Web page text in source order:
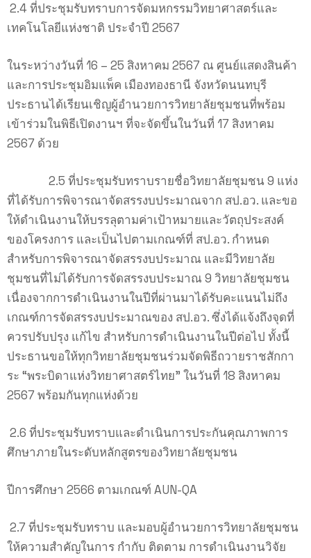
2.4 ที่ประชุมรับทราบการจัดมหกรรมวิทยาศาสตร์และ
เทคโนโลยีแห่งชาติ ประจำปี 2567
ในระหว่างวันที่ 16 – 25 สิงหาคม 2567 ณ ศูนย์แสดงสินค้า
และการประชุมอิมแพ็ค เมืองทองธานี จังหวัดนนทบุรี
ประธานได้เรียนเชิญผู้อำนวยการวิทยาลัยชุมชนที่พร้อม
เข้าร่วมในพิธีเปิดงานฯ ที่จะจัดขึ้นในวันที่ 17 สิงหาคม
2567 ด้วย
2.5 ที่ประชุมรับทราบรายชื่อวิทยาลัยชุมชน 9 แห่ง
ที่ได้รับการพิจารณาจัดสรรงบประมาณจาก สป.อว. และขอ
ให้ดำเนินงานให้บรรลุตามค่าเป้าหมายและวัตถุประสงค์
ของโครงการ และเป็นไปตามเกณฑ์ที่ สป.อว. กำหนด
สำหรับการพิจารณาจัดสรรงบประมาณ และมีวิทยาลัย
ชุมชนที่ไม่ได้รับการจัดสรรงบประมาณ 9 วิทยาลัยชุมชน
เนื่องจากการดำเนินงานในปีที่ผ่านมาได้รับคะแนนไม่ถึง
เกณฑ์การจัดสรรงบประมาณของ สป.อว. ซึ่งได้แจ้งถึงจุดที่
ควรปรับปรุง แก้ไข สำหรับการดำเนินงานในปีต่อไป ทั้งนี้
ประธานขอให้ทุกวิทยาลัยชุมชนร่วมจัดพิธีถวายราชสักกา
ระ “พระบิดาแห่งวิทยาศาสตร์ไทย” ในวันที่ 18 สิงหาคม
2567 พร้อมกันทุกแห่งด้วย
2.6 ที่ประชุมรับทราบและดำเนินการประกันคุณภาพการ
ศึกษาภายในระดับหลักสูตรของวิทยาลัยชุมชน
ปีการศึกษา 2566 ตามเกณฑ์ AUN-QA
2.7 ที่ประชุมรับทราบ และมอบผู้อำนวยการวิทยาลัยชุมชน
ให้ความสำคัญในการ กำกับ ติดตาม การดำเนินงานวิจัย